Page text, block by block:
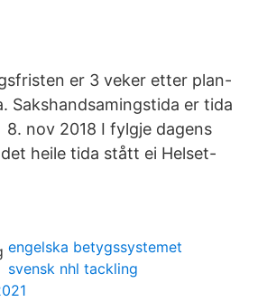
er 3 veker etter plan-
Sakshandsamingstida er tida
nov 2018 I fylgje dagens
heile tida stått ei Helset-
engelska betygssystemet
svensk nhl tackling